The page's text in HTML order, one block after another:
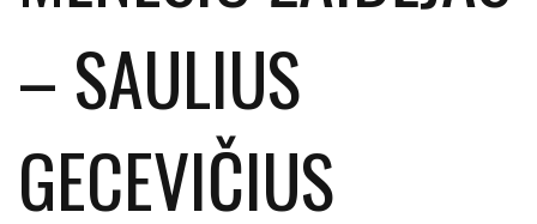
– SAULIUS
GECEVIČIUS